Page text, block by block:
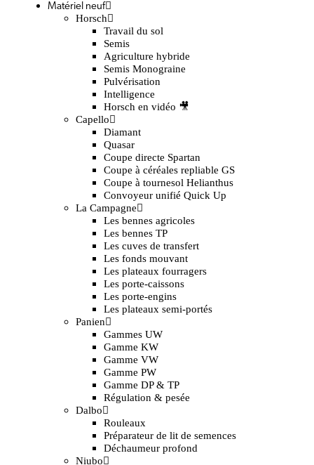
Matériel neuf
Horsch
Travail du sol
Semis
Agriculture hybride
Semis Monograine
Pulvérisation
Intelligence
Horsch en vidéo 🎥
Capello
Diamant
Quasar
Coupe directe Spartan
Coupe à céréales repliable GS
Coupe à tournesol Helianthus
Convoyeur unifié Quick Up
La Campagne
Les bennes agricoles
Les bennes TP
Les cuves de transfert
Les fonds mouvant
Les plateaux fourragers
Les porte-caissons
Les porte-engins
Les plateaux semi-portés
Panien
Gammes UW
Gamme KW
Gamme VW
Gamme PW
Gamme DP & TP
Régulation & pesée
Dalbo
Rouleaux
Préparateur de lit de semences
Déchaumeur profond
Niubo